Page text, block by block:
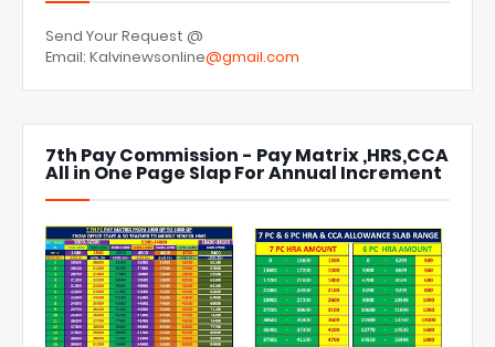
Send Your Request @
Email: Kalvinewsonline@gmail.com
7th Pay Commission - Pay Matrix ,HRS,CCA
All in One Page Slap For Annual Increment